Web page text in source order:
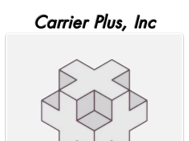
Carrier Plus, Inc